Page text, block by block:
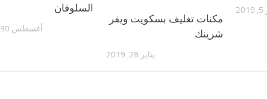
السلوفان
أغسطس 30, 2018
مكنات تغليف بسكويت ويفر
شرينك
يناير 28, 2019